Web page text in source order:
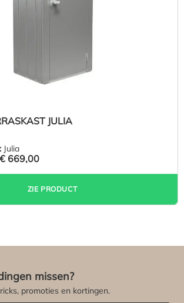
JULIA
Julia
€ 669,00
ZIE PRODUCT
missen?
promoties en kortingen.